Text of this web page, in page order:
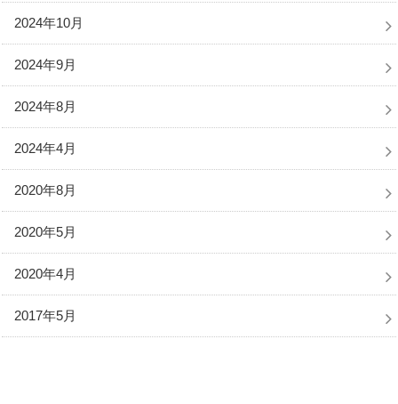
2024年10月
2024年9月
2024年8月
2024年4月
2020年8月
2020年5月
2020年4月
2017年5月